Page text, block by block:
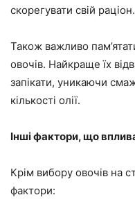
скорегувати свій раціон.
Також важливо
овочів. Найкраще їх
запікати, уникаючи
кількості олії.
Інші фактори, що
Крім вибору овочів на
фактори: